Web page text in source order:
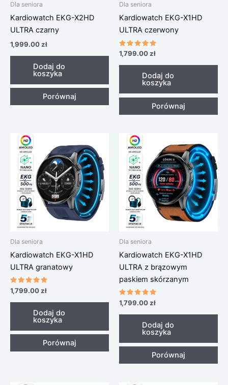
Dla seniora
Kardiowatch EKG-X2HD
ULTRA czarny
1,999.00zł
Dodaj do
koszyka
Porównaj
Dla seniora
Kardiowatch EKG-X1HD
ULTRA czerwony
Oceniono
5.00
na 5
1,799.00zł
Dodaj do
koszyka
Porównaj
Dla seniora
Kardiowatch EKG-X1HD
ULTRA granatowy
Oceniono
4.75
na 5
1,799.00zł
Dodaj do
koszyka
Porównaj
Dla seniora
Kardiowatch EKG-X1HD
ULTRA z brązowym
paskiem skórzanym
Oceniono
5.00
na 5
1,799.00zł
Dodaj do
koszyka
Porównaj